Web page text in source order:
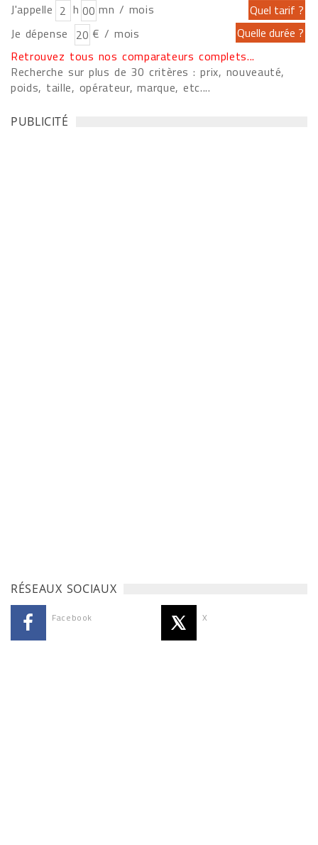
J'appelle h
mn / mois
Je dépense
€ / mois
Retrouvez tous nos comparateurs complets...
Recherche sur plus de 30 critères : prix, nouveauté,
poids, taille, opérateur, marque, etc....
PUBLICITÉ
RÉSEAUX SOCIAUX
Facebook X